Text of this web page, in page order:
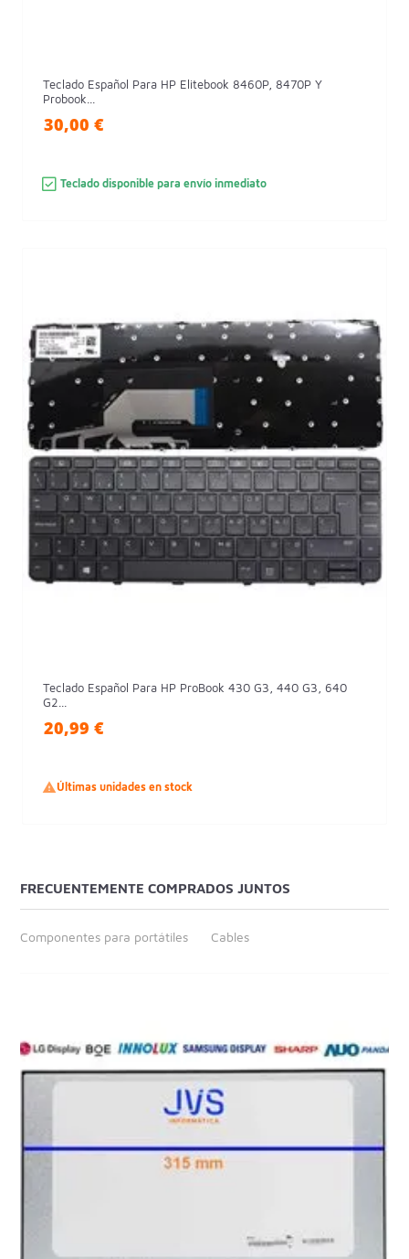
Teclado Español Para HP Elitebook 8460P, 8470P Y
Probook...
30,00 €
Teclado disponible para envío inmediato
Teclado Español Para HP ProBook 430 G3, 440 G3, 640
G2...
20,99 €
Últimas unidades en stock
FRECUENTEMENTE COMPRADOS JUNTOS
Componentes para portátiles Cables